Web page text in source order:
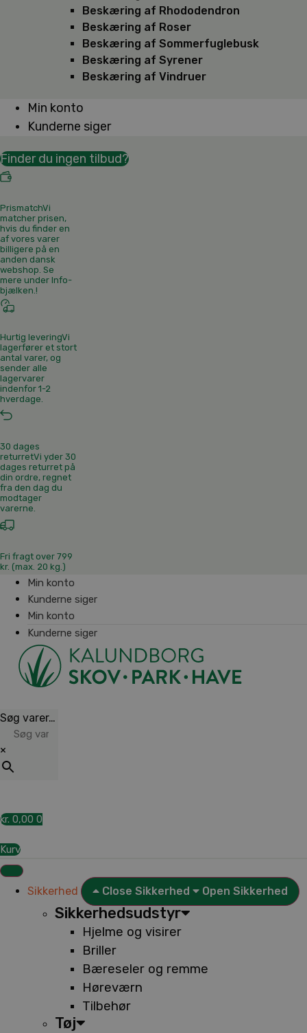
Beskæring af Rhododendron
Beskæring af Roser
Beskæring af Sommerfuglebusk
Beskæring af Syrener
Beskæring af Vindruer
Min konto
Kunderne siger
Finder du ingen tilbud?
PrismatchVi
matcher prisen,
hvis du finder en
af vores varer
billigere på en
anden dansk
webshop. Se
mere under Info-
bjælken.!
Hurtig leveringVi
lagerfører et stort
antal varer, og
sender alle
lagervarer
indenfor 1-2
hverdage.
30 dages
returretVi yder 30
dages returret på
din ordre, regnet
fra den dag du
modtager
varerne.
Fri fragt over 799
kr. (max. 20 kg.)
Min konto
Kunderne siger
Min konto
Kunderne siger
Søg varer…
×
kr. 0,00 0
Kurv
Sikkerhed Close Sikkerhed Open Sikkerhed
Sikkerhedsudstyr
Hjelme og visirer
Briller
Bæreseler og remme
Høreværn
Tilbehør
Tøj